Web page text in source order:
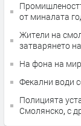
от миналата
Жители на
затварянето
На фона на
Фекални води
Полицията
Смолянско, с